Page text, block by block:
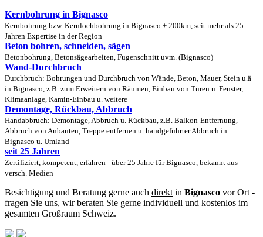
Kernbohrung in Bignasco
Kernbohrung bzw. Kernlochbohrung in Bignasco + 200km, seit mehr als 25
Jahren Expertise in der Region
Beton bohren, schneiden, sägen
Betonbohrung, Betonsägearbeiten, Fugenschnitt uvm. (Bignasco)
Wand-Durchbruch
Durchbruch: Bohrungen und Durchbruch von Wände, Beton, Mauer, Stein u.ä
in Bignasco, z.B. zum Erweitern von Räumen, Einbau von Türen u. Fenster,
Klimaanlage, Kamin-Einbau u. weitere
Demontage, Rückbau, Abbruch
Handabbruch: Demontage, Abbruch u. Rückbau, z.B. Balkon-Entfernung,
Abbruch von Anbauten, Treppe entfernen u. handgeführter Abbruch in
Bignasco u. Umland
seit 25 Jahren
Zertifiziert, kompetent, erfahren - über 25 Jahre für Bignasco, bekannt aus
versch. Medien
Besichtigung und Beratung gerne auch direkt in Bignasco vor Ort -
fragen Sie uns, wir beraten Sie gerne individuell und kostenlos im
gesamten Großraum Schweiz.